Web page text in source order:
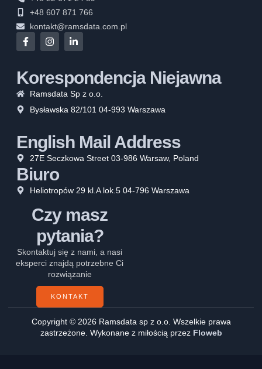
+48 607 871 766
kontakt@ramsdata.com.pl
Korespondencja Niejawna
Ramsdata Sp z o.o.
Bysławska 82/101 04-993 Warszawa
English Mail Address
27E Seczkowa Street 03-986 Warsaw, Poland
Biuro
Heliotropów 29 kl.A lok.5 04-796 Warszawa
Czy masz
pytania?
Skontaktuj się z nami, a nasi
eksperci znajdą potrzebne Ci
rozwiązanie
KONTAKT
Copyright © 2026 Ramsdata sp z o.o. Wszelkie prawa
zastrzeżone. Wykonane z miłością przez Floweb